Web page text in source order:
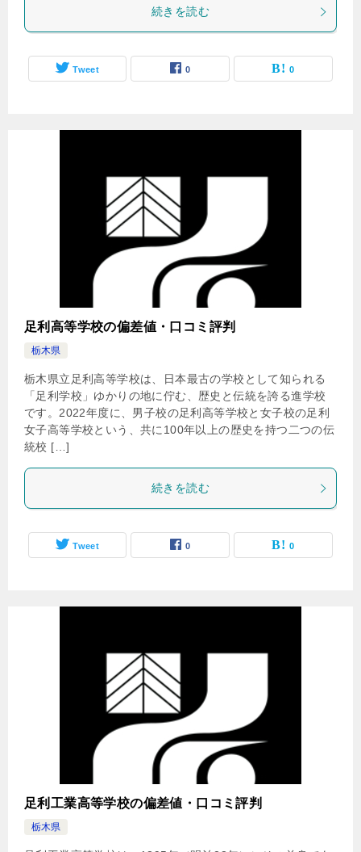
続きを読む
Tweet 0 0
足利高等学校の偏差値・口コミ評判
栃木県
栃木県立足利高等学校は、日本最古の学校として知られる
「足利学校」ゆかりの地に佇む、歴史と伝統を誇る進学校
です。2022年度に、男子校の足利高等学校と女子校の足利
女子高等学校という、共に100年以上の歴史を持つ二つの伝
統校 […]
続きを読む
Tweet 0 0
足利工業高等学校の偏差値・口コミ評判
栃木県